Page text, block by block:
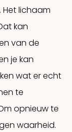
Het lichaam
kan
van de
je kan
wat er echt
te
opnieuw te
waarheid.